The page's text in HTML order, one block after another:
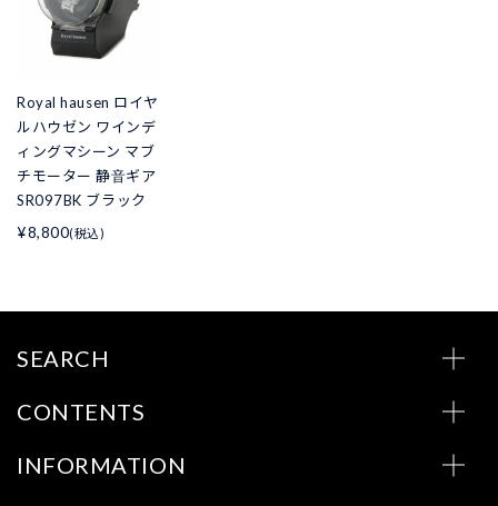
Royal hausen ロイヤ
ルハウゼン ワインデ
ィングマシーン マブ
チモーター 静音ギア
SR097BK ブラック
¥8,800(税込)
SEARCH
CONTENTS
INFORMATION